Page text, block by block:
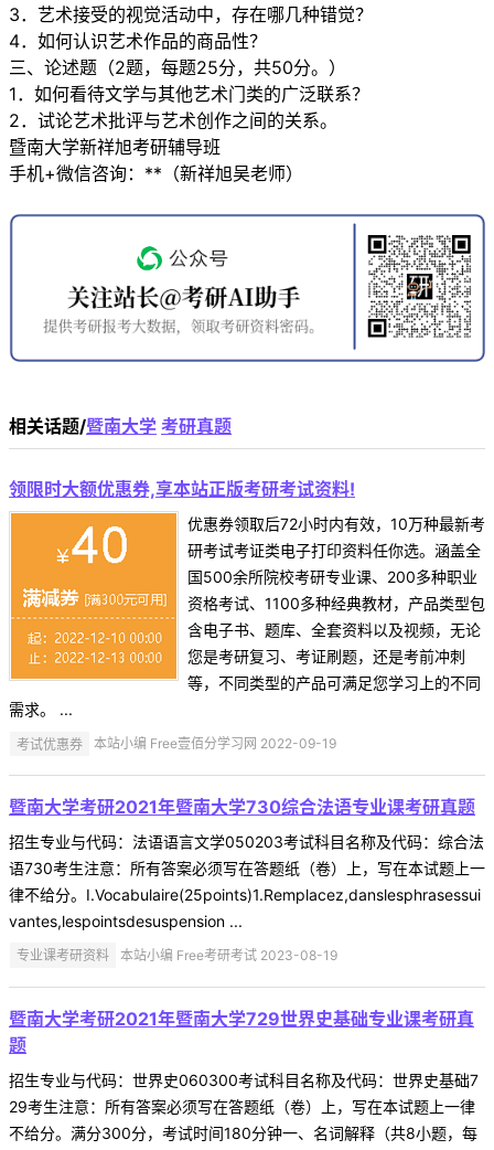
3．艺术接受的视觉活动中，存在哪几种错觉？
4．如何认识艺术作品的商品性？
三、论述题（2题，每题25分，共50分。）
1．如何看待文学与其他艺术门类的广泛联系？
2．试论艺术批评与艺术创作之间的关系。
暨南大学新祥旭考研辅导班
手机+微信咨询：**（新祥旭吴老师）
相关话题/暨南大学 考研真题
领限时大额优惠券,享本站正版考研考试资料!
优惠券领取后72小时内有效，10万种最新考
研考试考证类电子打印资料任你选。涵盖全
国500余所院校考研专业课、200多种职业
资格考试、1100多种经典教材，产品类型包
含电子书、题库、全套资料以及视频，无论
您是考研复习、考证刷题，还是考前冲刺
等，不同类型的产品可满足您学习上的不同
需求。 ...
考试优惠券 本站小编 Free壹佰分学习网 2022-09-19
暨南大学考研2021年暨南大学730综合法语专业课考研真题
招生专业与代码：法语语言文学050203考试科目名称及代码：综合法
语730考生注意：所有答案必须写在答题纸（卷）上，写在本试题上一
律不给分。I.Vocabulaire(25points)1.Remplacez,danslesphrasessui
vantes,lespointsdesuspension ...
专业课考研资料 本站小编 Free考研考试 2023-08-19
暨南大学考研2021年暨南大学729世界史基础专业课考研真
题
招生专业与代码：世界史060300考试科目名称及代码：世界史基础7
29考生注意：所有答案必须写在答题纸（卷）上，写在本试题上一律
不给分。满分300分，考试时间180分钟一、名词解释（共8小题，每